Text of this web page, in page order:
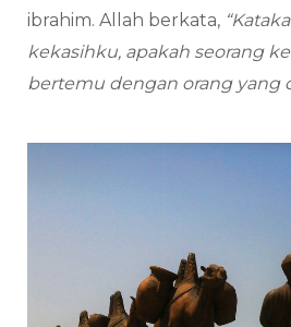
ibrahim. Allah berkata,
kekasihku, apakah seorang
bertemu dengan orang yang